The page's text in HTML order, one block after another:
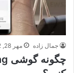
جمال زاده مهر 28, 1402